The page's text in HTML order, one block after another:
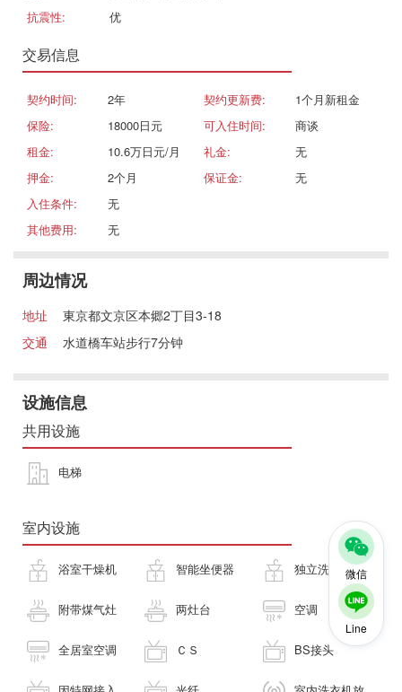
微信
Line
抗震性:
优
交易信息
契约时间: 2年 契约更新费:
1个月新租金
保险:
18000日元 可入住时间:
商谈
租金:
10.6万日元/月 礼金:
无
押金:
2个月 保证金:
无
入住条件:
无
其他费用:
无
周边情况
地址
東京都文京区本郷2丁目3-18
交通
水道橋车站步行7分钟
设施信息
共用设施
电梯
室内设施
浴室干燥机 智能坐便器 独立洗面台
附带煤气灶 两灶台 空调
全居室空调 ＣＳ BS接头